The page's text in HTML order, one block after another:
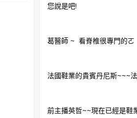
您說是吧!
葛醫師 ~ 看脊椎很專門的ㄛ
法國鞋業的貴賓丹尼斯
前主播英哲~~現在已經是鞋